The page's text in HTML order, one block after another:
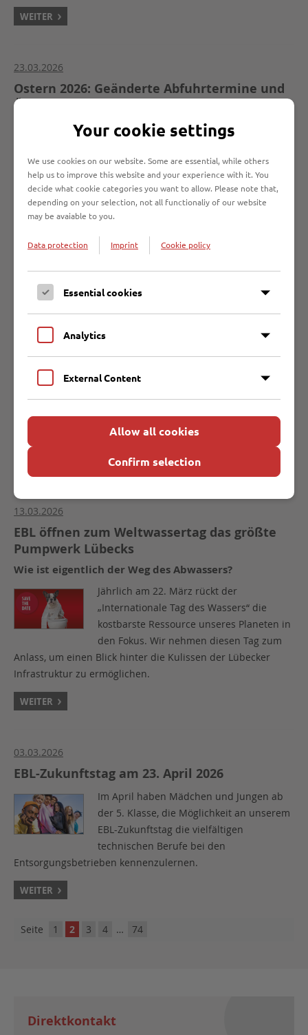
WEITER
23.03.2026
Ostern 2026: Geänderte Abfuhrtermine und
Öffnungszeiten der Entsorgungsbetriebe
sich die Termine der Müllabfuhr im
Stadtgebiet Lübeck. Die
Entsorgungsbetriebe Lübeck (EBL) bitten
alle Bürger:innen, die geänderten Abholtage für Restabfall-,
beachten.
WEITER
Einheitliche Öffnungszeiten für die Lübecker
Wertstoffhöfe
Die Entsorgungsbetriebe Lübeck (EBL)
vereinheitlichen zum 1. April 2026 die
Öffnungszeiten ihrer drei Wertstoffhöfe
(Niemark, Herrenwyk und Mitte).
13.03.2026
EBL öffnen zum Weltwassertag das größte
Pumpwerk Lübecks
Wie ist eigentlich der Weg des Abwassers?
Jährlich am 22. März rückt der
„Internationale Tag des Wassers“ die
kostbarste Ressource unseres Planeten in
den Fokus. Wir nehmen diesen Tag zum
Anlass, um einen Blick hinter die Kulissen der Lübecker
Infrastruktur zu ermöglichen.
WEITER
03.03.2026
EBL-Zukunftstag am 23. April 2026
Im April haben Mädchen und Jungen ab
der 5. Klasse, die Möglichkeit an unserem
EBL-Zukunftstag die vielfältigen
technischen Berufe bei den
Entsorgungsbetrieben kennenzulernen.
WEITER
Seite 1 2 3 4 … 74
Direktkontakt
Your cookie settings
We use cookies on our website. Some are essential, while others
help us to improve this website and your experience with it. You
decide what cookie categories you want to allow. Please note that,
depending on your selection, not all functionaliy of our website
may be avaiable to you.
Data protection Imprint Cookie policy
Essential cookies
Analytics
External Content
Allow all cookies
Confirm selection